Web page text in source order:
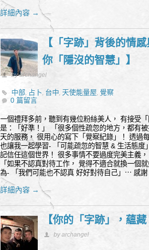
詳細內容 →
【「字跡」背後的情
你「隱沒的智慧」】
by archangel
中部, 占卜, 台中, 天使能量屋, 覺察
0 篇留言
一個禮拜多前，聽到有幾位粉絲美人， 有接受
是：「好準！」 「很多個性疏忽的地方，都有
天的服務， 很用心的寫下「覺察紀錄」！ 透過
也讓我一起學習- 「可能疏忽的智慧 & 生活態
記信任這個世界！ 很多事情不要過度完美主義
「如果不認真對待工作， 覺得不適合就換一個
為- 「我們可能也不認真 好好對待自己」⋯ 感
詳細內容 →
【你的「字跡」，蘊
by archangel